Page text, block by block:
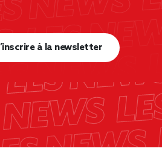
à la newsletter